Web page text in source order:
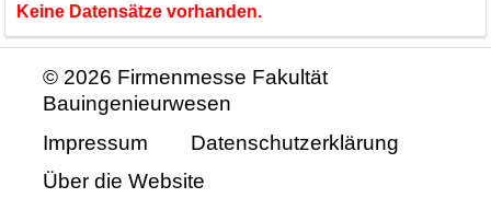
Keine Datensätze vorhanden.
© 2026 Firmenmesse Fakultät
Bauingenieurwesen
Impressum
Datenschutzerklärung
Über die Website